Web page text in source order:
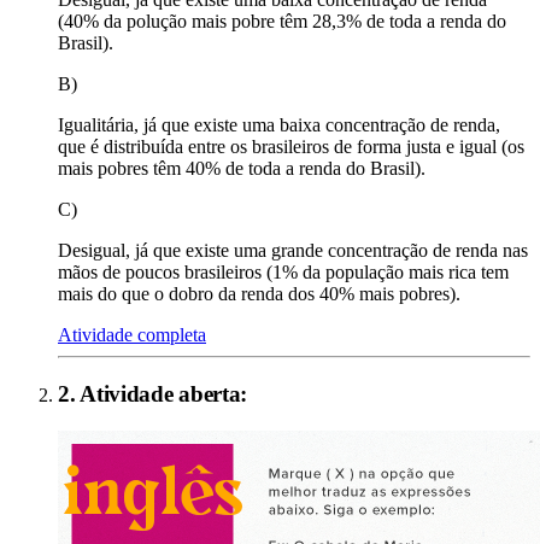
(40% da polução mais pobre têm 28,3% de toda a renda do
Brasil).
B)
Igualitária, já que existe uma baixa concentração de renda,
que é distribuída entre os brasileiros de forma justa e igual (os
mais pobres têm 40% de toda a renda do Brasil).
C)
Desigual, já que existe uma grande concentração de renda nas
mãos de poucos brasileiros (1% da população mais rica tem
mais do que o dobro da renda dos 40% mais pobres).
Atividade completa
2. Atividade aberta: